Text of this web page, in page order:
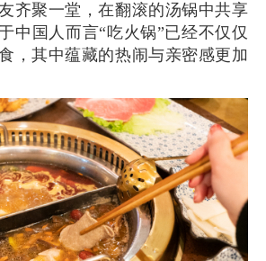
齐聚一堂，在翻滚的汤锅中共享
中国人而言“吃火锅”已经不仅仅
，其中蕴藏的热闹与亲密感更加